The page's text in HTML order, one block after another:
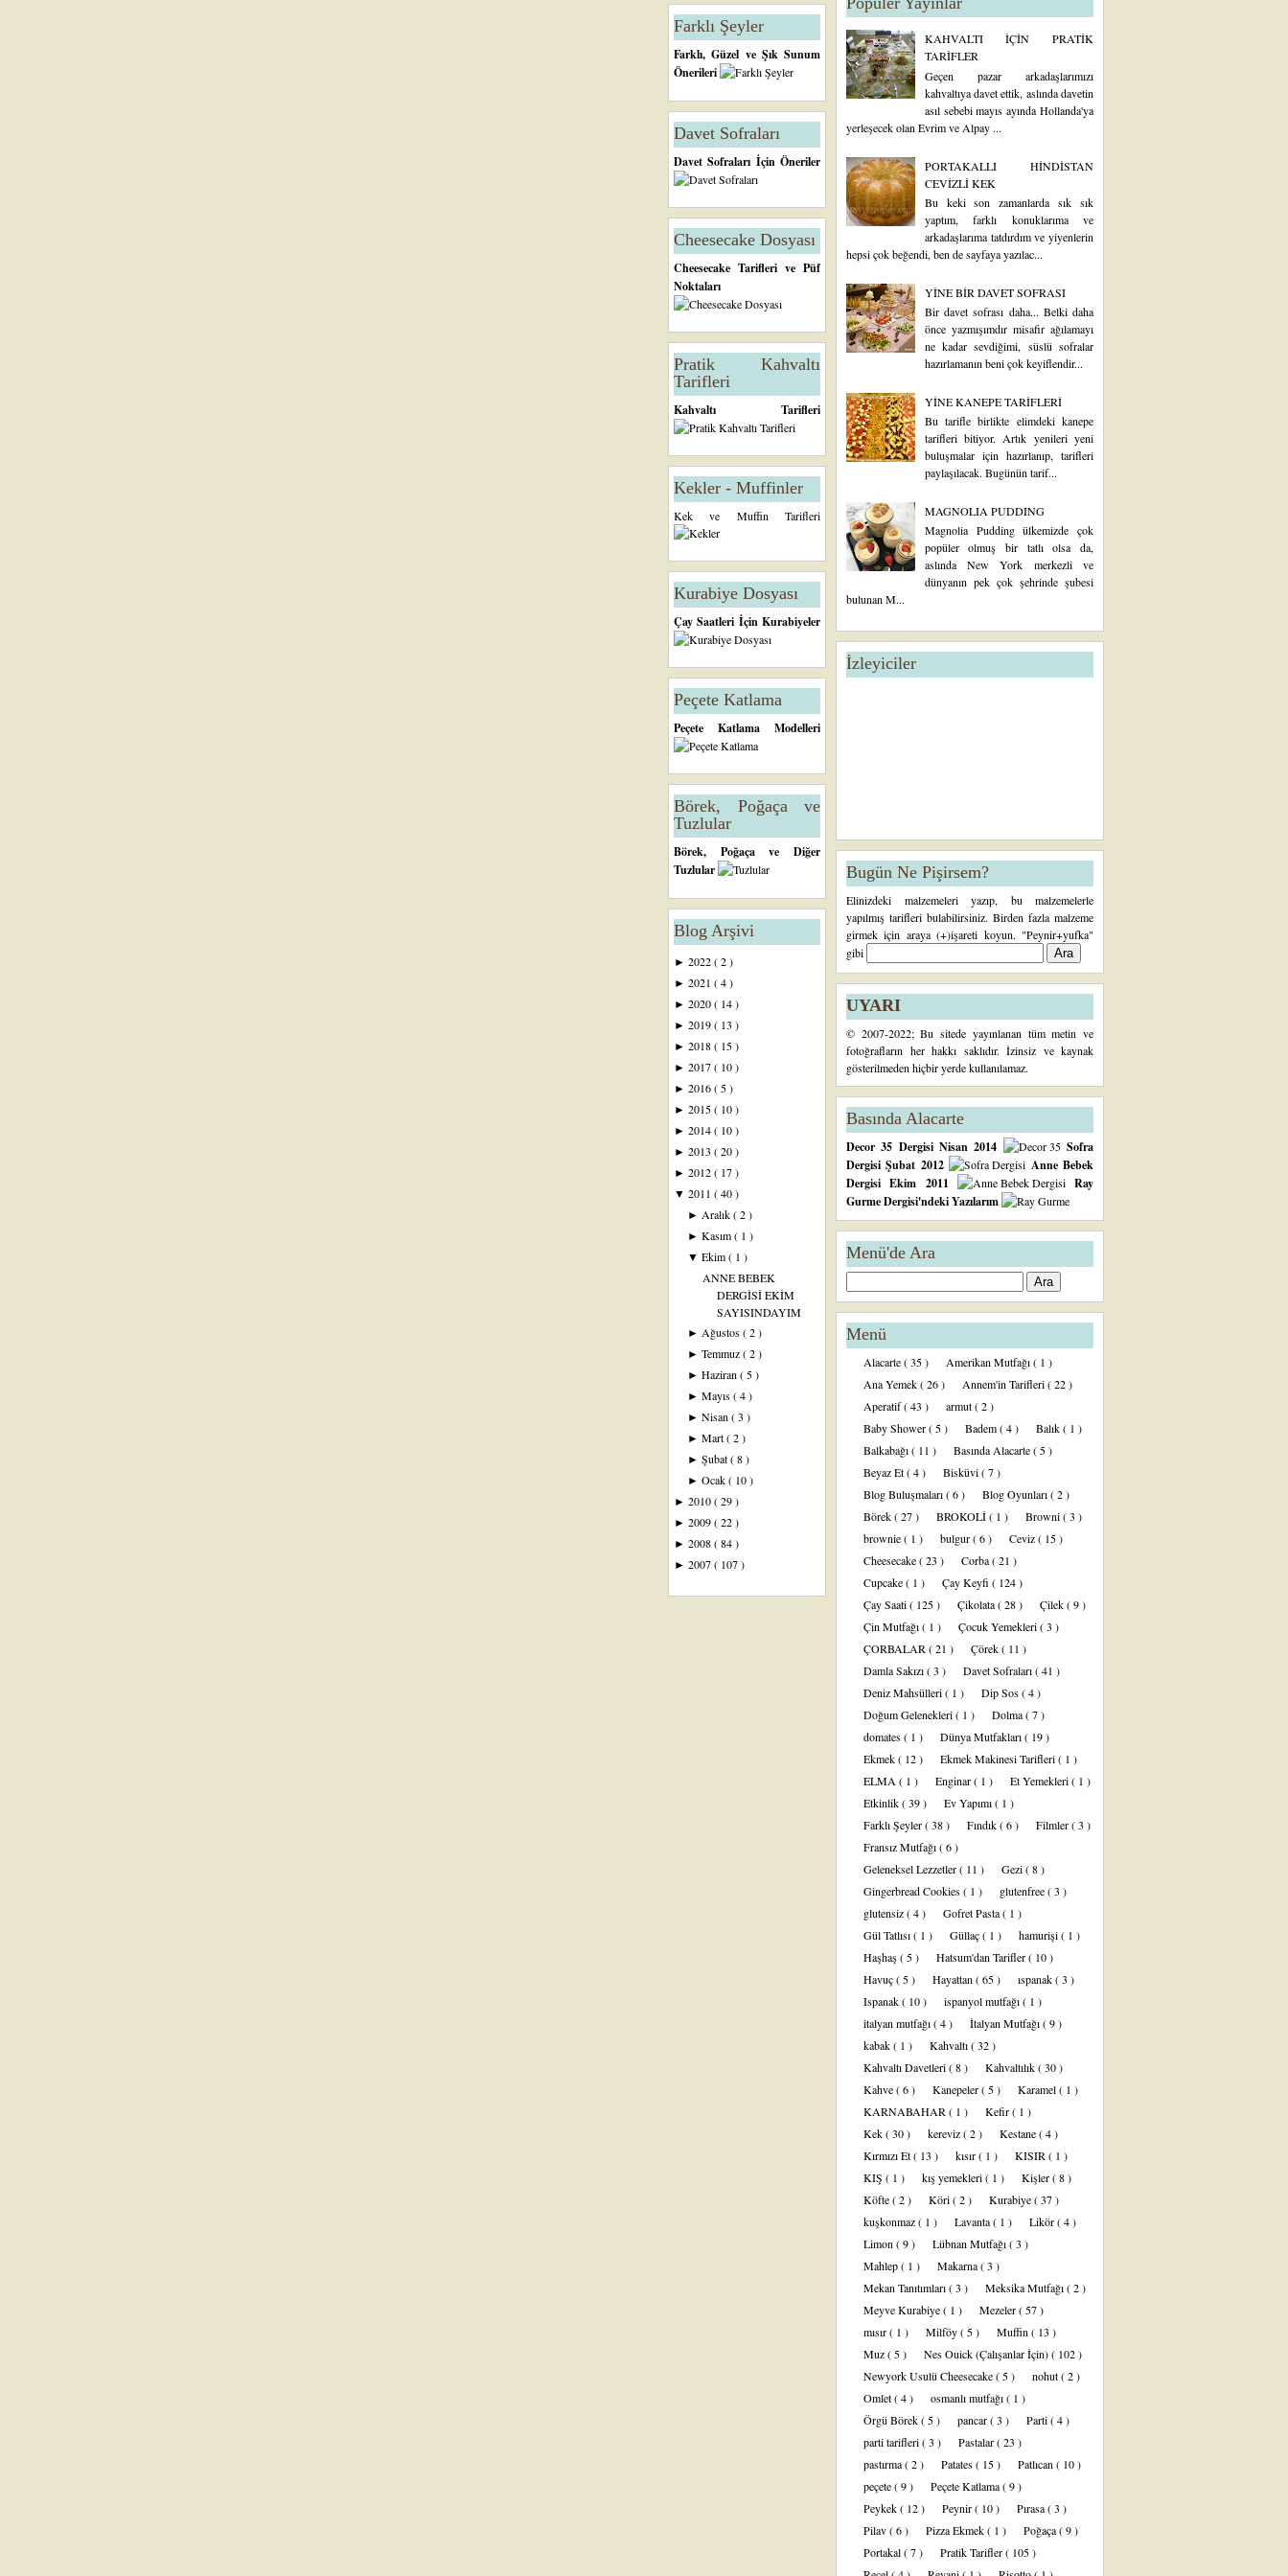
Farklı Şeyler
Farklı, Güzel ve Şık Sunum
Önerileri
Davet Sofraları
Davet Sofraları İçin Öneriler
Cheesecake Dosyası
Cheesecake Tarifleri ve Püf
Noktaları
Pratik Kahvaltı
Tarifleri
Kahvaltı Tarifleri
Kekler - Muffinler
Kek ve Muffin Tarifleri
Kurabiye Dosyası
Çay Saatleri İçin Kurabiyeler
Peçete Katlama
Peçete Katlama Modelleri
Börek, Poğaça ve
Tuzlular
Börek, Poğaça ve Diğer
Tuzlular
Blog Arşivi
► 2022( 2 )
► 2021 ( 4 )
► 2020( 14 )
► 2019( 13 )
► 2018( 15 )
► 2017( 10 )
► 2016( 5 )
► 2015( 10 )
► 2014( 10 )
► 2013 ( 20 )
► 2012( 17 )
▼ 2011 ( 40 )
►Aralık( 2 )
►Kasım( 1 )
▼Ekim( 1 )
ANNE BEBEK
DERGİSİ EKİM
SAYISINDAYIM
►Ağustos( 2 )
►Temmuz( 2 )
►Haziran( 5 )
►Mayıs( 4 )
►Nisan( 3 )
►Mart( 2 )
►Şubat( 8 )
►Ocak( 10 )
► 2010( 29 )
► 2009( 22 )
► 2008( 84 )
► 2007( 107 )
KAHVALTI İÇİN PRATİK
TARİFLER
Geçen pazar arkadaşlarımızı
kahvaltıya davet ettik, aslında davetin
asıl sebebi mayıs ayında Hollanda'ya
yerleşecek olan Evrim ve Alpay ...
PORTAKALLI HİNDİSTAN
CEVİZLİ KEK
Bu keki son zamanlarda sık sık
yaptım, farklı konuklarıma ve
arkadaşlarıma tatdırdım ve yiyenlerin
hepsi çok beğendi, ben de sayfaya yazılac...
YİNE BİR DAVET SOFRASI
Bir davet sofrası daha... Belki daha
önce yazmışımdır misafir ağılamayı
ne kadar sevdiğimi, süslü sofralar
hazırlamanın beni çok keyiflendir...
YİNE KANEPE TARİFLERİ
Bu tarifle birlikte elimdeki kanepe
tarifleri bitiyor. Artık yenileri yeni
buluşmalar için hazırlanıp, tarifleri
paylaşılacak. Bugünün tarif...
MAGNOLIA PUDDING
Magnolia Pudding ülkemizde çok
popüler olmuş bir tatlı olsa da,
aslında New York merkezli ve
dünyanın pek çok şehrinde şubesi
bulunan M...
İzleyiciler
Bugün Ne Pişirsem?
Elinizdeki malzemeleri yazıp, bu malzemelerle
yapılmış tarifleri bulabilirsiniz. Birden fazla malzeme
girmek için araya (+)işareti koyun. "Peynir+yufka"
gibi
UYARI
© 2007-2022; Bu sitede yayınlanan tüm metin ve
fotoğrafların her hakkı saklıdır. İzinsiz ve kaynak
gösterilmeden hiçbir yerde kullanılamaz.
Basında Alacarte
Decor 35 Dergisi Nisan 2014
Sofra
Dergisi Şubat 2012
Anne Bebek
Dergisi Ekim 2011
Ray
Gurme Dergisi'ndeki Yazılarım
Menü'de Ara
Menü
Alacarte( 35 ) Amerikan Mutfağı( 1 )
Ana Yemek( 26 ) Annem'in Tarifleri( 22 )
Aperatif( 43 ) armut( 2 )
Baby Shower( 5 ) Badem( 4 ) Balık( 1 )
Balkabağı( 11 ) Basında Alacarte( 5 )
Beyaz Et( 4 ) Bisküvi( 7 )
Blog Buluşmaları( 6 ) Blog Oyunları( 2 )
Börek( 27 ) BROKOLİ( 1 ) Browni( 3 )
brownie( 1 ) bulgur( 6 ) Ceviz( 15 )
Cheesecake( 23 ) Corba( 21 )
Cupcake( 1 ) Çay Keyfi ( 124 )
Çay Saati( 125 ) Çikolata( 28 ) Çilek( 9 )
Çin Mutfağı( 1 ) Çocuk Yemekleri( 3 )
ÇORBALAR ( 21 ) Çörek( 11 )
Damla Sakızı( 3 ) Davet Sofraları( 41 )
Deniz Mahsülleri( 1 ) Dip Sos( 4 )
Doğum Gelenekleri( 1 ) Dolma( 7 )
domates( 1 ) Dünya Mutfakları( 19 )
Ekmek( 12 ) Ekmek Makinesi Tarifleri( 1 )
ELMA ( 1 ) Enginar( 1 ) Et Yemekleri( 1 )
Etkinlik( 39 ) Ev Yapımı( 1 )
Farklı Şeyler( 38 ) Fındık( 6 ) Filmler( 3 )
Fransız Mutfağı( 6 )
Geleneksel Lezzetler( 11 ) Gezi( 8 )
Gingerbread Cookies( 1 ) glutenfree( 3 )
glutensiz( 4 ) Gofret Pasta( 1 )
Gül Tatlısı( 1 ) Güllaç( 1 ) hamurişi( 1 )
Haşhaş( 5 ) Hatsum'dan Tarifler( 10 )
Havuç( 5 ) Hayattan ( 65 ) ıspanak( 3 )
Ispanak( 10 ) ispanyol mutfağı( 1 )
italyan mutfağı( 4 ) İtalyan Mutfağı( 9 )
kabak( 1 ) Kahvaltı( 32 )
Kahvaltı Davetleri( 8 ) Kahvaltılık( 30 )
Kahve( 6 ) Kanepeler( 5 ) Karamel( 1 )
KARNABAHAR ( 1 ) Kefir( 1 )
Kek( 30 ) kereviz( 2 ) Kestane( 4 )
Kırmızı Et( 13 ) kısır( 1 ) KISIR ( 1 )
KIŞ ( 1 ) kış yemekleri( 1 ) Kişler( 8 )
Köfte( 2 ) Köri( 2 ) Kurabiye( 37 )
kuşkonmaz( 1 ) Lavanta( 1 ) Likör( 4 )
Limon ( 9 ) Lübnan Mutfağı( 3 )
Mahlep( 1 ) Makarna( 3 )
Mekan Tanıtımları( 3 ) Meksika Mutfağı( 2 )
Meyve Kurabiye( 1 ) Mezeler( 57 )
mısır( 1 ) Milföy( 5 ) Muffin ( 13 )
Muz( 5 ) Nes Ouick (Çalışanlar İçin)( 102 )
Newyork Usulü Cheesecake( 5 ) nohut( 2 )
Omlet( 4 ) osmanlı mutfağı( 1 )
Örgü Börek( 5 ) pancar( 3 ) Parti( 4 )
parti tarifleri( 3 ) Pastalar( 23 )
pastırma( 2 ) Patates( 15 ) Patlıcan ( 10 )
peçete( 9 ) Peçete Katlama( 9 )
Peykek( 12 ) Peynir( 10 ) Pırasa( 3 )
Pilav( 6 ) Pizza Ekmek( 1 ) Poğaça( 9 )
Portakal( 7 ) Pratik Tarifler( 105 )